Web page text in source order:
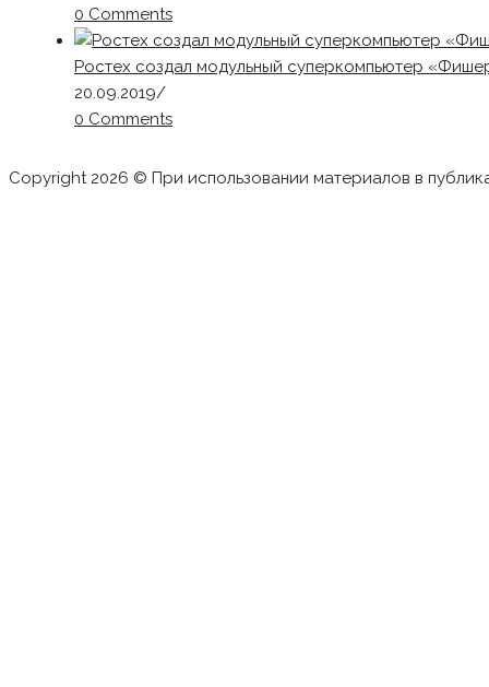
0 Comments
Ростех создал модульный суперкомпьютер
20.09.2019/
0 Comments
Copyright 2026 © При использовании материалов в